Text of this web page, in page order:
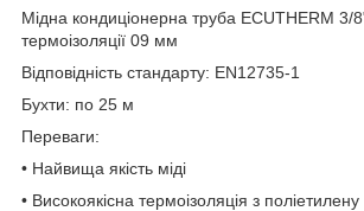
Мідна кондиціонерна труба ECUTHERM 3/
термоізоляції 09 мм
Відповідність стандарту: EN12735-1
Бухти: по 25 м
Переваги:
• Найвища якість міді
• Високоякісна термоізоляція з